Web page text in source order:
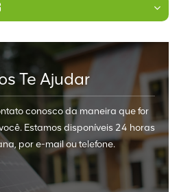
Te Ajudar
conosco da maneira que for
Estamos disponíveis 24 horas
por e-mail ou telefone.